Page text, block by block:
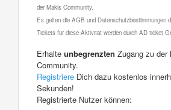
der Makis Community.
Es gelten die AGB und Datenschutzbestimmungen
Tickets für diese Aktivität werden durch AD ticket
Erhalte unbegrenzten Zugang zu der
Community.
Registriere Dich dazu kostenlos
Sekunden!
Registrierte Nutzer können: